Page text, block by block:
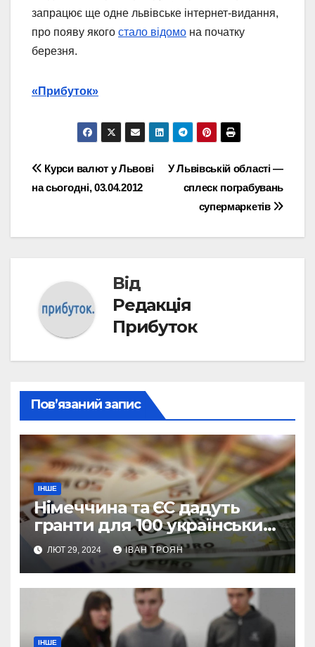
запрацює ще одне львівське інтернет-видання,
про появу якого стало відомо на початку
березня.
«Прибуток»
Навігація
записів
У Львівській області —
сплеск пограбувань
супермаркетів
Курси валют у Львові
на сьогодні, 03.04.2012
Від
Редакція
Прибуток
Пов’язаний запис
ІНШЕ
Німеччина та ЄС дадуть
гранти для 100 українських
підприємств
ЛЮТ 29, 2024 ІВАН ТРОЯН
ІНШЕ